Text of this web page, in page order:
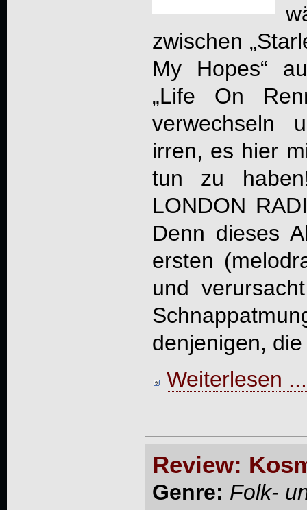
zwischen
My Hopes“
„Life On
verwechseln
irren, es hier
tun zu
LONDON
Denn dieses
ersten
und
denjenigen,
Weiterlesen ...
Review:
Genre: Folk-